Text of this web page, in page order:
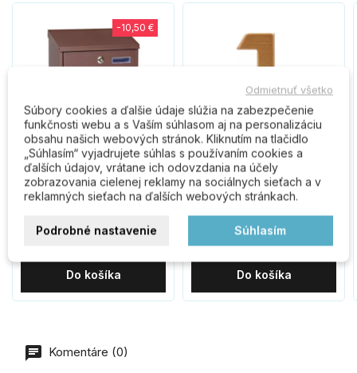
BK.203.HM poštová
schránka
-10,50 €
Do košíka
RN.75L.MD číslo "1"
75mm medené
3,40 €
Do košíka
Komentáre (0)
Odmietnuť všetko
Súbory cookies a ďalšie údaje slúžia na zabezpečenie
funkčnosti webu a s Vaším súhlasom aj na personalizáciu
obsahu našich webových stránok. Kliknutím na tlačidlo
„Súhlasím“ vyjadrujete súhlas s používaním cookies a
ďalších údajov, vrátane ich odovzdania na účely
zobrazovania cielenej reklamy na sociálnych sieťach a v
reklamných sieťach na ďalších webových stránkach.
Podrobné nastavenie Súhlasím